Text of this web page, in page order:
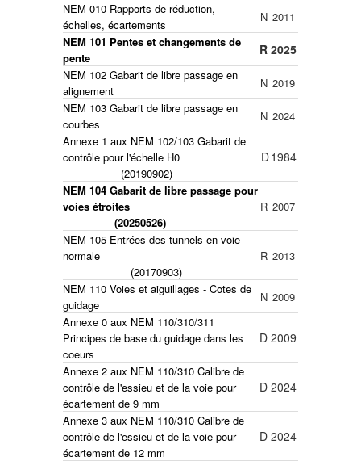
NEM 010 Rapports de réduction,
échelles, écartements
N 2011
NEM 101 Pentes et changements de
pente
R 2025
NEM 102 Gabarit de libre passage en
alignement
N 2019
NEM 103 Gabarit de libre passage en
courbes
N 2024
Annexe 1 aux NEM 102/103 Gabarit de
contrôle pour l'échelle H0
(20190902)
D1984
NEM 104 Gabarit de libre passage pour
voies étroites
(20250526)
R 2007
NEM 105 Entrées des tunnels en voie
normale
(20170903)
R 2013
NEM 110 Voies et aiguillages - Cotes de
guidage
N 2009
Annexe 0 aux NEM 110/310/311
Principes de base du guidage dans les
coeurs
D 2009
Annexe 2 aux NEM 110/310 Calibre de
contrôle de l'essieu et de la voie pour
écartement de 9 mm
D 2024
Annexe 3 aux NEM 110/310 Calibre de
contrôle de l'essieu et de la voie pour
écartement de 12 mm
D 2024